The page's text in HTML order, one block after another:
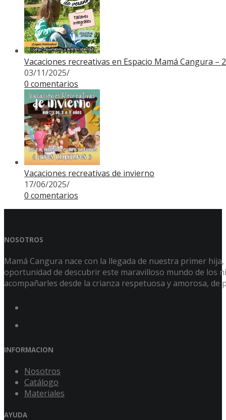
Vacaciones recreativas en Espacio Mamá Cangura –
03/11/2025/
0 comentarios
Vacaciones recreativas de invierno
17/06/2025/
0 comentarios
NOSOTROS
Mamá Cangura nace con la llegada de nuestra primer
oportunidad de descubrir este maravilloso mundo de los
acompañarles desde la crianza respetuosa y amorosa, de
INFORMACION
Nosotros
Catálogo
Materiales
AYUDA